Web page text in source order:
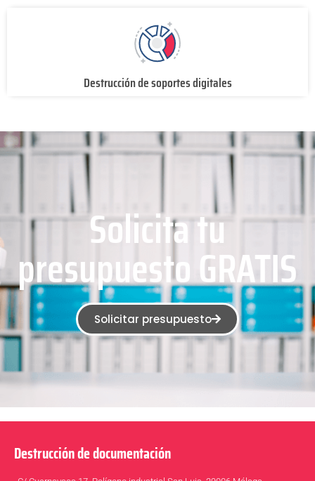
Destrucción de soportes digitales
Solicita tu
presupuesto GRATIS
Solicitar presupuesto
Destrucción de documentación